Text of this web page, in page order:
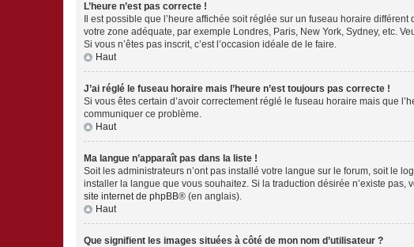
L’heure n’est pas correcte !
Il est possible que l’heure affichée soit réglée sur un fuseau horaire
votre zone adéquate, par exemple Londres, Paris, New York, Sydney, etc.
Si vous n’êtes pas inscrit, c’est l’occasion idéale de le faire.
Haut
J’ai réglé le fuseau horaire mais l’heure n’est toujours pas correcte !
Si vous êtes certain d’avoir correctement réglé le fuseau horaire mais que
communiquer ce problème.
Haut
Ma langue n’apparaît pas dans la liste !
Soit les administrateurs n’ont pas installé votre langue sur le forum, soit le
installer la langue que vous souhaitez. Si la traduction désirée n’existe
site internet de phpBB® (en anglais).
Haut
Que signifient les images situées à côté de mon nom d’utilisateur ?